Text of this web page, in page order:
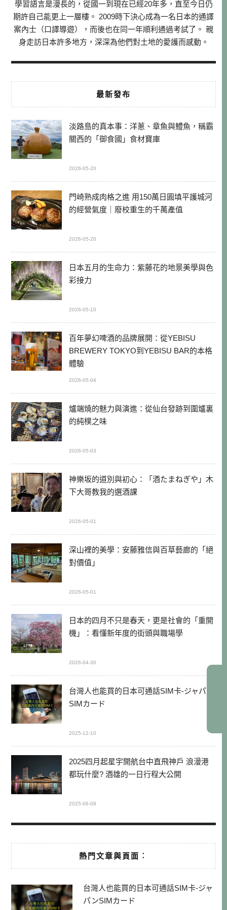
學習語言是漫長的，從國一到現在已經20年多，直至今日仍
期許自己能更上一層樓。 2009時下決心成為一名日本的通譯
案內士（口譯導遊），而後也在同一年順利通過考試了。 親
身走訪日本許多地方，深深為他們對土地的愛護而感動。
最新發布
淡路島的真本事：洋蔥、章魚與鱧魚，稱霸
關西的「御食國」食材寶庫
2026-05-20
門崎熟成肉格之進 用150萬日圓填平護城河
的經營氣度｜廢校重生的千萬產值
2026-05-20
日本五月的生命力：紫藤花的地景美學與色
彩接力
2026-05-10
百年夢幻啤酒的品牌展開：從YEBISU
BREWERY TOKYO到YEBISU BAR的本格
體驗
2026-05-04
爐端燒的魅力與演進：從仙台發跡到圍爐裏
的純樸之味
2026-05-03
神樂坂的道別與初心：「酒たまねぎや」木
下大哥教我的選酒課
2026-05-01
深山裡的美學：安藤雅信與百草藝廊的「絕
對價值」
2026-05-01
日本的四月不只是春天，更是社會的「重開
機」：看懂新年度的街頭與職場學
2026-04-30
台灣人也能買的日本可通話SIM卡-ジャパン
SIMカード
2025-12-10
2025四月起星宇開航台中直飛神戶 浪漫港
都玩什麼? 酒雄的一日行程大公開
2025-06-08
熱門文章與頁面︰
台灣人也能買的日本可通話SIM卡-ジャ
パンSIMカード